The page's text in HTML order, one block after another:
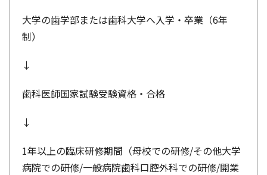
大学の歯学部または歯科大学へ入学・卒業（6年
制）
↓
歯科医師国家試験受験資格・合格
↓
1年以上の臨床研修期間（母校での研修/その他大学
病院での研修/一般病院歯科口腔外科での研修/開業